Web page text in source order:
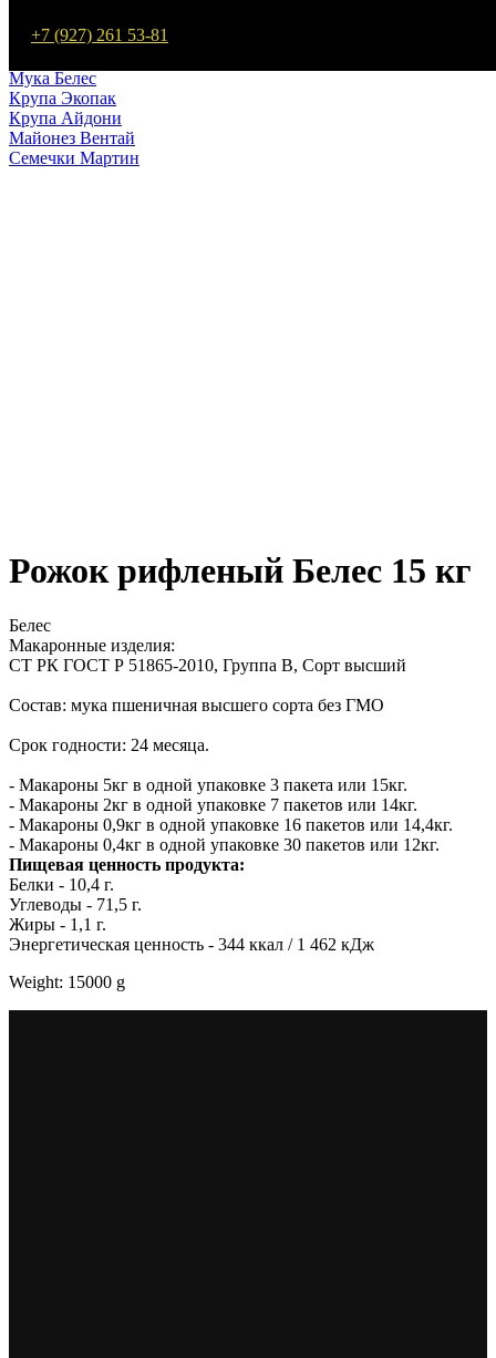
+7 (927) 261 53-81
Мука Мартин
Мука Белес
Крупа Экопак
Крупа Айдони
Майонез Вентай
Семечки Мартин
Рожок рифленый Белес 15 кг
Белес
Макаронные изделия:
СТ РК ГОСТ Р 51865-2010, Группа В, Сорт высший
Состав: мука пшеничная высшего сорта без ГМО
Срок годности: 24 месяца.
- Макароны 5кг в одной упаковке 3 пакета или 15кг.
- Макароны 2кг в одной упаковке 7 пакетов или 14кг.
- Макароны 0,9кг в одной упаковке 16 пакетов или 14,4кг.
- Макароны 0,4кг в одной упаковке 30 пакетов или 12кг.
Пищевая ценность продукта:
Белки - 10,4 г.
Углеводы - 71,5 г.
Жиры - 1,1 г.
Энергетическая ценность - 344 ккал / 1 462 кДж
Weight: 15000 g